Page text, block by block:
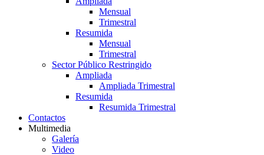
Mensual
Trimestral
Resumida
Mensual
Trimestral
Sector Público Restringido
Ampliada
Ampliada Trimestral
Resumida
Resumida Trimestral
Contactos
Multimedia
Galería
Video